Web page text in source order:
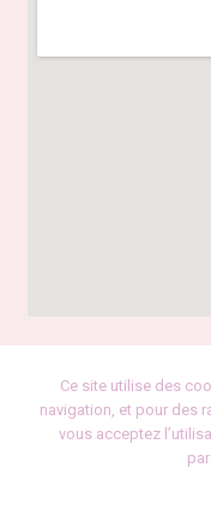
Ce site utilise des
navigation, et pour des
vous acceptez